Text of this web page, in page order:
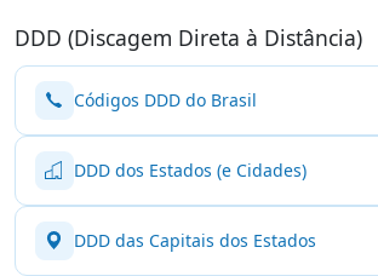
DDD (Discagem Direta à Distância)
Códigos DDD do Brasil
DDD dos Estados (e Cidades)
DDD das Capitais dos Estados